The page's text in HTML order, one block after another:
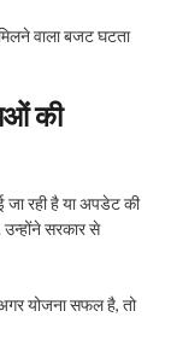
वाला बजट घटता
की
जा रही है या अपडेट की
सरकार से
योजना सफल है, तो